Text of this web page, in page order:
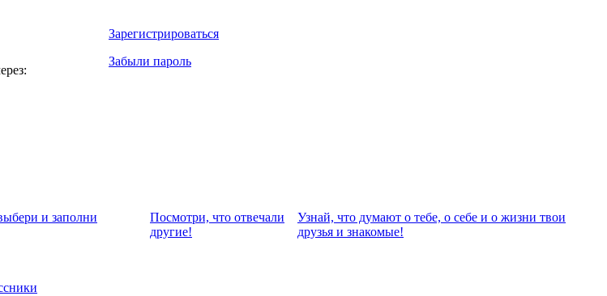
Зарегистрироваться
Забыли пароль
и заполни
Посмотри, что отвeчали
другие!
Узнай, что думают о тебе, о себе и о жизни твои
друзья и знакомые!